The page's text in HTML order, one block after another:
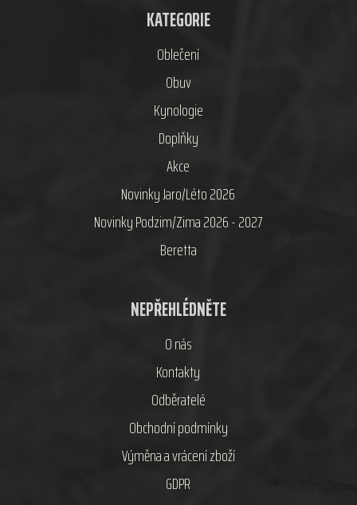
KATEGORIE
Oblečení
Obuv
Kynologie
Doplňky
Akce
Novinky Jaro/Léto 2026
Novinky Podzim/Zima 2026 - 2027
Beretta
NEPŘEHLÉDNĚTE
O nás
Kontakty
Odběratelé
Obchodní podmínky
Výměna a vrácení zboží
GDPR